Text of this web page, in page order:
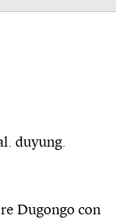
duyung.
Dugongo con